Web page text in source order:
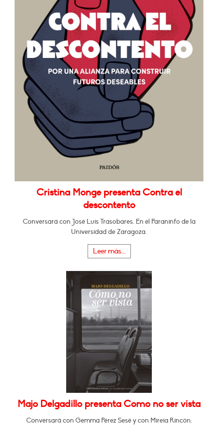
Cristina Monge presenta Contra el
descontento
Conversará con José Luis Trasobares. En el Paraninfo de la
Universidad de Zaragoza.
Leer más...
Majo Delgadillo presenta Como no ser vista
Conversará con Gemma Pérez Sesé y con Mireia Rincón.